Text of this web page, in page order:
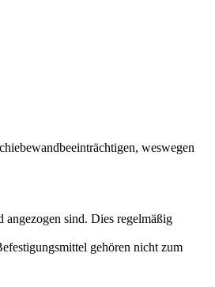
weswegen
angezogen sind. Dies regelmäßig
gehören nicht zum